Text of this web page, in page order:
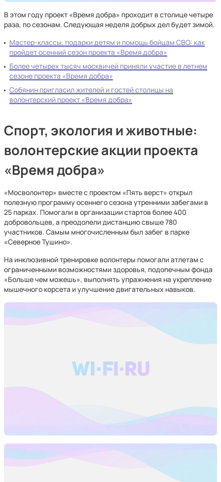
В этом году проект «Время добра» проходит в столице четыре
раза, по сезонам. Следующая неделя добрых дел будет зимой.
Мастер-классы, подарки детям и помощь бойцам СВО: как
пройдет осенний сезон проекта «Время добра»
Более четырех тысяч москвичей приняли участие в летнем
сезоне проекта «Время добра»
Собянин пригласил жителей и гостей столицы на
волонтерский проект «Время добра»
Спорт, экология и животные:
волонтерские акции проекта
«Время добра»
«Мосволонтер» вместе с проектом «Пять верст» открыл
полезную программу осеннего сезона утренними забегами в
25 парках. Помогали в организации стартов более 400
добровольцев, а преодолели дистанцию свыше 780
участников. Самым многочисленным был забег в парке
«Северное Тушино».
На инклюзивной тренировке волонтеры помогали атлетам с
ограниченными возможностями здоровья, подопечным фонда
«Больше чем можешь», выполнять упражнения на укрепление
мышечного корсета и улучшение двигательных навыков.